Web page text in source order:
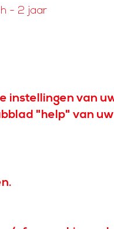
- 2 jaar
instellingen van
"help" van